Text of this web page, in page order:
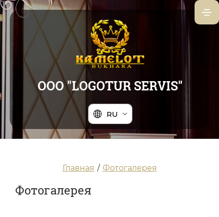
ООО "LOGOTUR SERVIS"
RU
Главная / Фотогалерея
Фотогалерея